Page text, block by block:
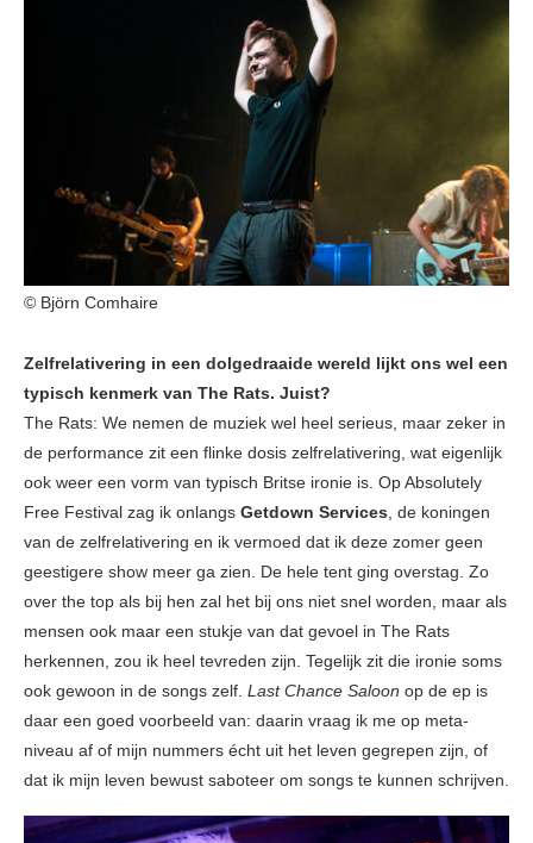
© Björn Comhaire
Zelfrelativering in een dolgedraaide wereld lijkt ons wel een
typisch kenmerk van The Rats. Juist?
The Rats: We nemen de muziek wel heel serieus, maar zeker in
de performance zit een flinke dosis zelfrelativering, wat eigenlijk
ook weer een vorm van typisch Britse ironie is. Op Absolutely
Free Festival zag ik onlangs Getdown Services , de koningen
van de zelfrelativering en ik vermoed dat ik deze zomer geen
geestigere show meer ga zien. De hele tent ging overstag. Zo
over the top als bij hen zal het bij ons niet snel worden, maar als
mensen ook maar een stukje van dat gevoel in The Rats
herkennen, zou ik heel tevreden zijn. Tegelijk zit die ironie soms
ook gewoon in de songs zelf. Last Chance Saloon op de ep is
daar een goed voorbeeld van: daarin vraag ik me op meta-
niveau af of mijn nummers écht uit het leven gegrepen zijn, of
dat ik mijn leven bewust saboteer om songs te kunnen schrijven.